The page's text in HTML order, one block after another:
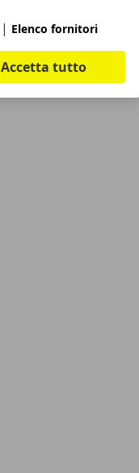
| Elenco fornitori
Accetta tutto